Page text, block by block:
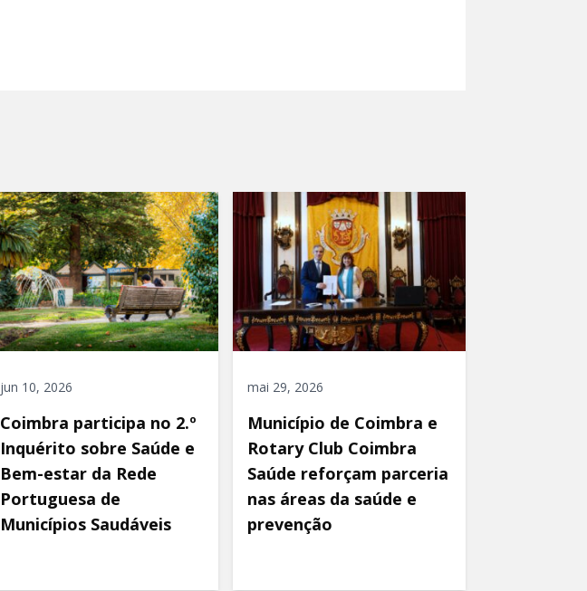
jun 10, 2026
Coimbra participa no 2.º
Inquérito sobre Saúde e
Bem-estar da Rede
Portuguesa de
Municípios Saudáveis
mai 29, 2026
Município de Coimbra e
Rotary Club Coimbra
Saúde reforçam parceria
nas áreas da saúde e
prevenção